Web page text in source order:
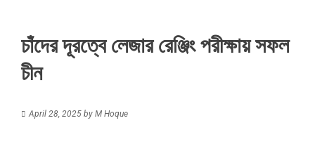
চাঁদের দূরত্বে লেজার রেঞ্জিং পরীক্ষায় সফল
চীন
April 28, 2025 by M Hoque